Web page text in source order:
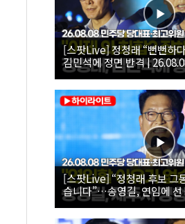
[스팟Live] 정청래 “뻔뻔하
김민석에 정면 반격 |
당대표·최고위원 후보 제주
[스팟Live] “정청래 후보 그동안 고생 많이 했
습니다”…송영길, 연임에 선 긋기 |
더불어민주당 당대표·최고
동연설회